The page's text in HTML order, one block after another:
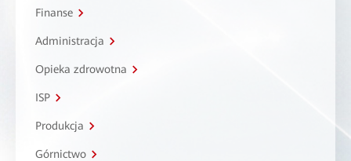
Finanse
Administracja
Opieka zdrowotna
ISP
Produkcja
Górnictwo